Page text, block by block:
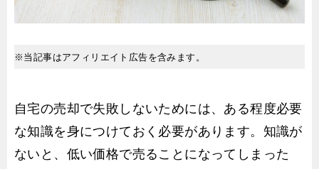
※当記事はアフィリエイト広告を含みます。
自宅の売却で失敗しないためには、ある程度必要
な知識を身につけておく必要があります。知識が
ないと、低い価格で売ることになってしまった